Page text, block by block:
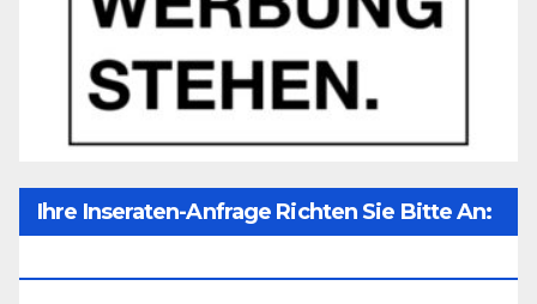
Ihre Inseraten-Anfrage Richten Sie Bitte An: